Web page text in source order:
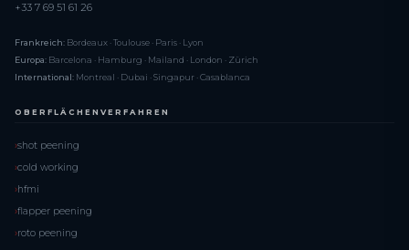
+33 7 69 51 61 26
Frankreich: Bordeaux · Toulouse · Paris · Lyon
Europa: Barcelona · Hamburg · Mailand · London · Zürich
International: Montreal · Dubai · Singapur · Casablanca
OBERFLÄCHENVERFAHREN
shot peening
cold working
hfmi
flapper peening
roto peening